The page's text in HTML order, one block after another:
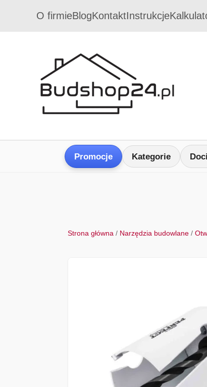
O firmieBlogKontaktInstrukcje
Promocje Kategorie
Strona główna / Narzędzia budowlane /